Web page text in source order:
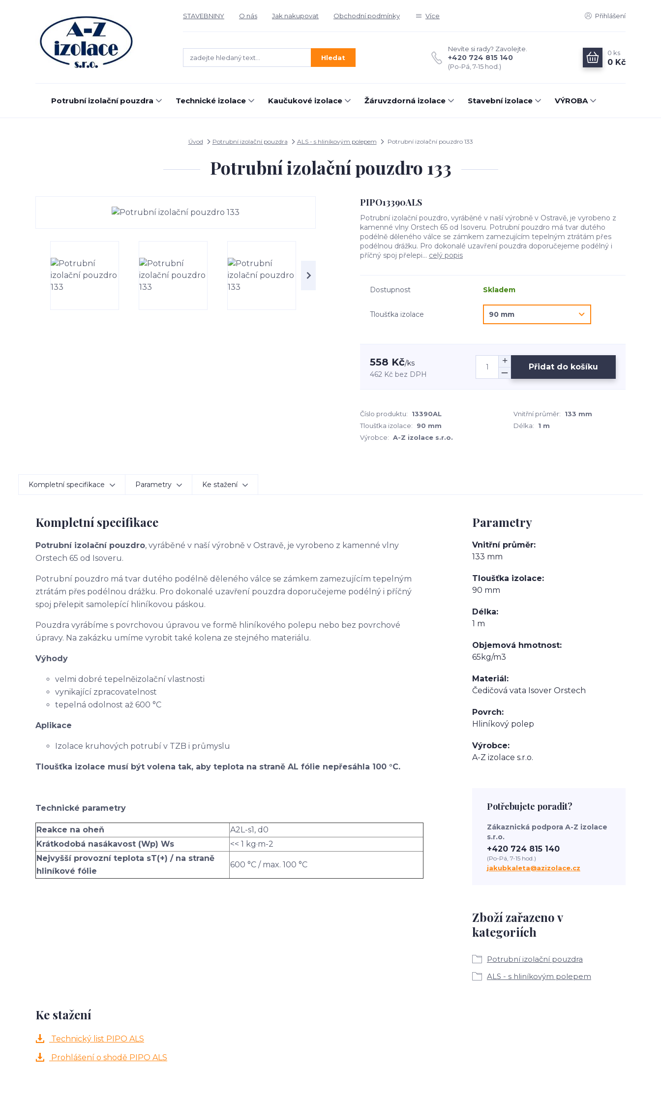
STAVEBNINY O nás Jak nakupovat Obchodní podmínky Více Přihlášení
Hledat
Nevíte si rady? Zavolejte.
+420 724 815 140
(Po-Pá, 7-15 hod.)
0 ks
0 Kč
Potrubní izolační pouzdra Technické izolace Kaučukové izolace Žáruvzdorná izolace Stavební izolace VÝROBA
Úvod Potrubní izolační pouzdra ALS - s hliníkovým polepem Potrubní izolační pouzdro 133
Potrubní izolační pouzdro 133
PIPO13390ALS
Potrubní izolační pouzdro, vyráběné v naší výrobně v Ostravě, je vyrobeno z
kamenné vlny Orstech 65 od Isoveru. Potrubní pouzdro má tvar dutého
podélně děleného válce se zámkem zamezujícím tepelným ztrátám přes
podélnou drážku. Pro dokonalé uzavření pouzdra doporučejeme podélný i
příčný spoj přelepi... celý popis
Dostupnost Skladem
Tloušťka izolace
558 Kč/ks
462 Kč bez DPH
Přidat do košíku
Číslo produktu: 13390AL Vnitřní průměr:
133 mm
Tloušťka izolace:
90 mm Délka:
1 m
Výrobce: A-Z izolace s.r.o.
Kompletní specifikace Parametry Ke stažení
Kompletní specifikace
Potrubní izolační pouzdro, vyráběné v naší výrobně v Ostravě, je vyrobeno z kamenné vlny
Orstech 65 od Isoveru.
Potrubní pouzdro má tvar dutého podélně děleného válce se zámkem zamezujícím tepelným
ztrátám přes podélnou drážku. Pro dokonalé uzavření pouzdra doporučejeme podélný i příčný
spoj přelepit samolepící hliníkovou páskou.
Pouzdra vyrábíme s povrchovou úpravou ve formě hliníkového polepu nebo bez povrchové
úpravy. Na zakázku umíme vyrobit také kolena ze stejného materiálu.
Výhody
velmi dobré tepelněizolační vlastnosti
vynikající zpracovatelnost
tepelná odolnost až 600 °C
Aplikace
Izolace kruhových potrubí v TZB i průmyslu
Tloušťka izolace musí být volena tak, aby teplota na straně AL fólie nepřesáhla 100 °C.
Technické parametry
Reakce na oheň
A2L-s1, d0
Krátkodobá nasákavost (Wp) Ws
<< 1 kg·m-2
Nejvyšší provozní teplota sT(+) / na straně
hliníkové fólie
600 °C / max. 100 °C
Parametry
Vnitřní průměr
133 mm
Tloušťka izolace
90 mm
Délka
1 m
Objemová hmotnost
65kg/m3
Materiál
Čedičová vata Isover Orstech
Povrch
Hliníkový polep
Výrobce
A-Z izolace s.r.o.
Zboží zařazeno v
kategoriích
Potrubní izolační pouzdra
ALS - s hliníkovým polepem
Potřebujete poradit?
Zákaznická podpora A-Z izolace
s.r.o.
+420 724 815 140
(Po-Pá, 7-15 hod.)
jakubkaleta@azizolace.cz
Ke stažení
Technický list PIPO ALS
Prohlášení o shodě PIPO ALS